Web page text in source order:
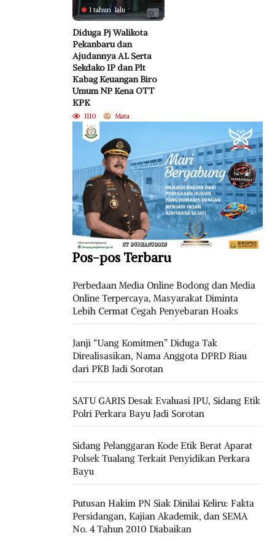
1 tahun lalu
Diduga Pj Walikota
Pekanbaru dan
Ajudannya AL Serta
Sekdako IP dan Plt
Kabag Keuangan Biro
Umum NP Kena OTT
KPK
1110 Mata
Pos-pos Terbaru
Perbedaan Media Online Bodong dan Media
Online Terpercaya, Masyarakat Diminta
Lebih Cermat Cegah Penyebaran Hoaks
Janji “Uang Komitmen” Diduga Tak
Direalisasikan, Nama Anggota DPRD Riau
dari PKB Jadi Sorotan
SATU GARIS Desak Evaluasi JPU, Sidang Etik
Polri Perkara Bayu Jadi Sorotan
Sidang Pelanggaran Kode Etik Berat Aparat
Polsek Tualang Terkait Penyidikan Perkara
Bayu
Putusan Hakim PN Siak Dinilai Keliru: Fakta
Persidangan, Kajian Akademik, dan SEMA
No. 4 Tahun 2010 Diabaikan